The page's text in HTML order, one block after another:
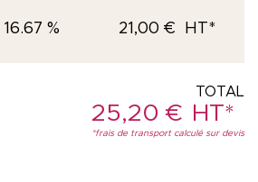
16.67 % 21,00 €
25,20€